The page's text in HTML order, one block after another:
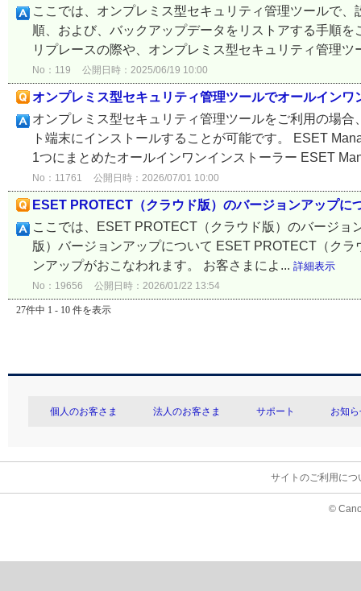
ここでは、オンプレミス型セキュリティ管理ツールで
順、および、バックアップデータをリストアする手順
リプレースの際や、オンプレミス型セキュリティ管理
No：119 公開日時：2025/06/19 10:00
オンプレミス型セキュリティ管理ツールでオールイン
オンプレミス型セキュリティ管理ツールをご利用の場
ト端末にインストールすることが可能です。 ESET
1つにまとめたオールインワンインストーラー ESET
No：11761 公開日時：2026/07/01 10:00
ESET PROTECT（クラウド版）のバージョンアップに
ここでは、ESET PROTECT（クラウド版）のバージ
版）バージョンアップについて ESET PROTECT（ク
ンアップがおこなわれます。 お客さまによ... 詳細表示
No：19656 公開日時：2026/01/22 13:54
27件中 1 - 10 件を表示
個人のお客さま 法人のお客さま サポート お知
サイトのご利用につ
©